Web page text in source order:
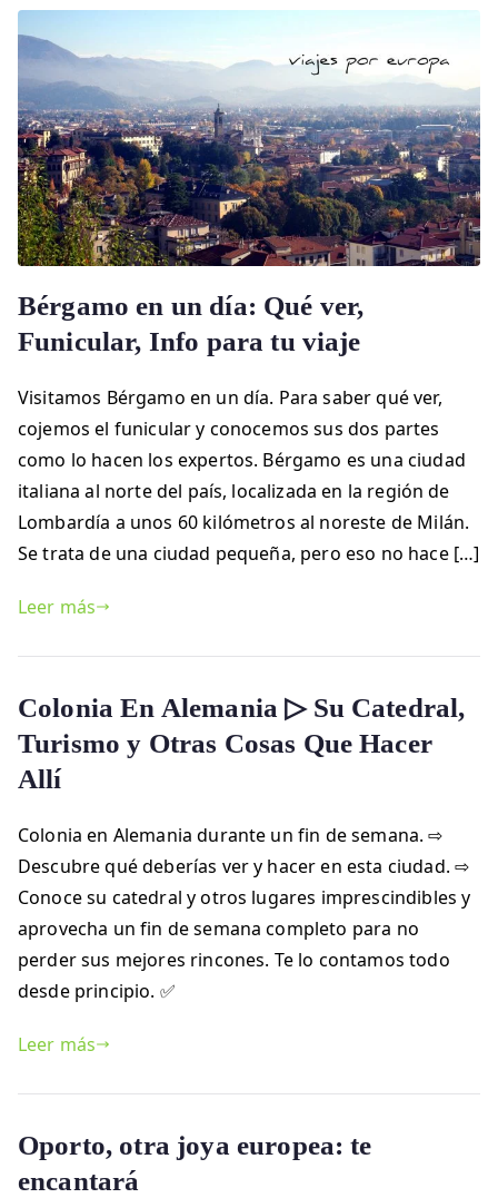
Bérgamo en un día: Qué ver,
Funicular, Info para tu viaje
Visitamos Bérgamo en un día. Para saber qué ver,
cojemos el funicular y conocemos sus dos partes
como lo hacen los expertos. Bérgamo es una ciudad
italiana al norte del país, localizada en la región de
Lombardía a unos 60 kilómetros al noreste de Milán.
Se trata de una ciudad pequeña, pero eso no hace […]
Leer más
Colonia En Alemania ▷ Su Catedral,
Turismo y Otras Cosas Que Hacer
Allí
Colonia en Alemania durante un fin de semana. ⇨
Descubre qué deberías ver y hacer en esta ciudad. ⇨
Conoce su catedral y otros lugares imprescindibles y
aprovecha un fin de semana completo para no
perder sus mejores rincones. Te lo contamos todo
desde principio. ✅
Leer más
Oporto, otra joya europea: te
encantará